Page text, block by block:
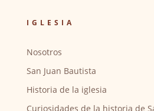
IGLESIA
Nosotros
San Juan Bautista
Historia de la iglesia
Curiosidades de la historia de